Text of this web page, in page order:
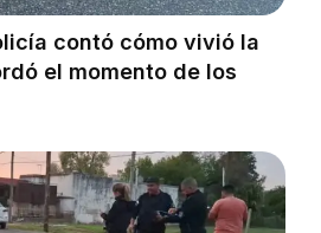
contó cómo vivió la
el momento de los